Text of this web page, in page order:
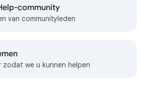
community
van communityleden
zodat we u kunnen helpen